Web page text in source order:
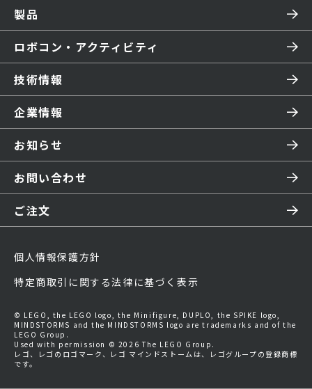
製品
ロボコン・アクティビティ
技術情報
企業情報
お知らせ
お問い合わせ
ご注文
個人情報保護方針
特定商取引に関する法律に基づく表示
© LEGO, the LEGO logo, the Minifigure, DUPLO, the SPIKE logo,
MINDSTORMS and the MINDSTORMS logo are trademarks and of the
LEGO Group.
Used with permission © 2026 The LEGO Group.
レゴ、レゴのロゴマーク、レゴ マインドストームは、レゴグループの登録商標
です。